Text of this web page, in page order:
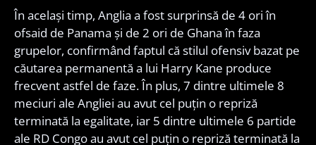
În același timp, Anglia a fost surprinsă de 4 ori în
ofsaid de Panama și de 2 ori de Ghana în faza
grupelor, confirmând faptul că stilul ofensiv bazat pe
căutarea permanentă a lui Harry Kane produce
frecvent astfel de faze. În plus, 7 dintre ultimele 8
meciuri ale Angliei au avut cel puțin o repriză
terminată la egalitate, iar 5 dintre ultimele 6 partide
ale RD Congo au avut cel puțin o repriză terminată la